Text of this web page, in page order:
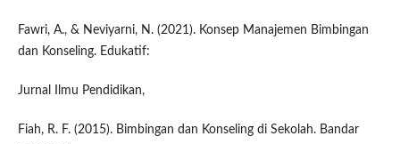
Fawri, A., & Neviyarni, N. (2021). Konsep Manajemen Bimbingan
dan Konseling. Edukatif:
Jurnal Ilmu Pendidikan,
Fiah, R. F. (2015). Bimbingan dan Konseling di Sekolah. Bandar